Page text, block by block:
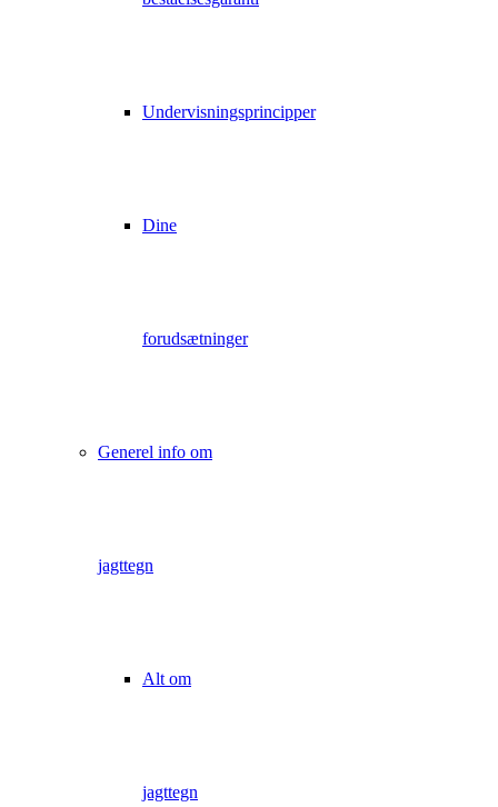
Undervisningsprincipper
Dine
forudsætninger
Generel info om
jagttegn
Alt om
jagttegn